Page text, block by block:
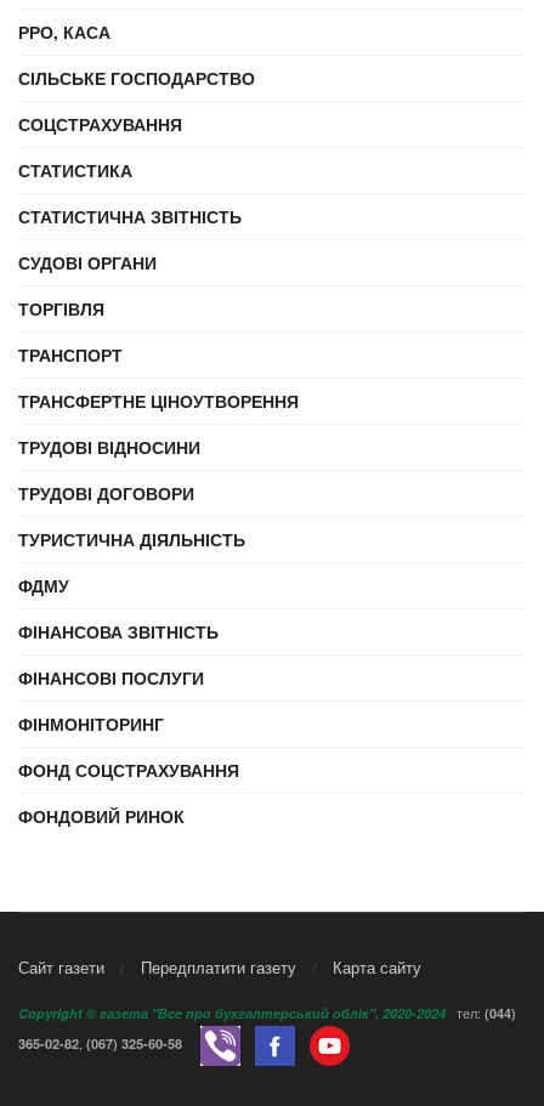
РРО, КАСА
СІЛЬСЬКЕ ГОСПОДАРСТВО
СОЦСТРАХУВАННЯ
СТАТИСТИКА
СТАТИСТИЧНА ЗВІТНІСТЬ
СУДОВІ ОРГАНИ
ТОРГІВЛЯ
ТРАНСПОРТ
ТРАНСФЕРТНЕ ЦІНОУТВОРЕННЯ
ТРУДОВІ ВІДНОСИНИ
ТРУДОВІ ДОГОВОРИ
ТУРИСТИЧНА ДІЯЛЬНІСТЬ
ФДМУ
ФІНАНСОВА ЗВІТНІСТЬ
ФІНАНСОВІ ПОСЛУГИ
ФІНМОНІТОРИНГ
ФОНД СОЦСТРАХУВАННЯ
ФОНДОВИЙ РИНОК
Сайт газети Передплатити газету Карта сайту
Copyright © газета "Все про бухгалтерський облік", 2020-2024 тел: (044)
365-02-82, (067) 325-60-58